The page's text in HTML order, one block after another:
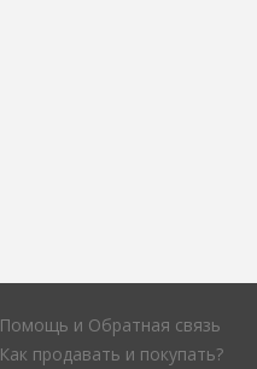
Помощь и Обратная связь
Как продавать и покупать?